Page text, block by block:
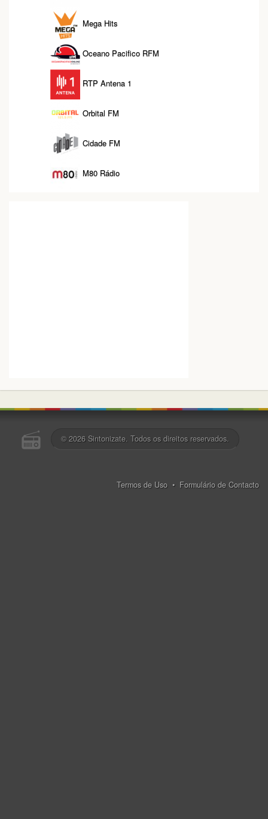
Mega Hits
Oceano Pacifico RFM
RTP Antena 1
Orbital FM
Cidade FM
M80 Rádio
© 2026 Sintonizate. Todos os direitos reservados.
Termos de Uso • Formulário de Contacto